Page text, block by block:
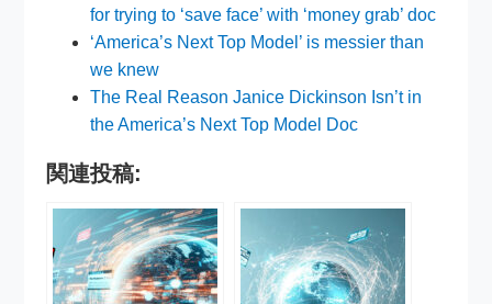
for trying to ‘save face’ with ‘money grab’ doc
‘America’s Next Top Model’ is messier than
we knew
The Real Reason Janice Dickinson Isn’t in
the America’s Next Top Model Doc
関連投稿: